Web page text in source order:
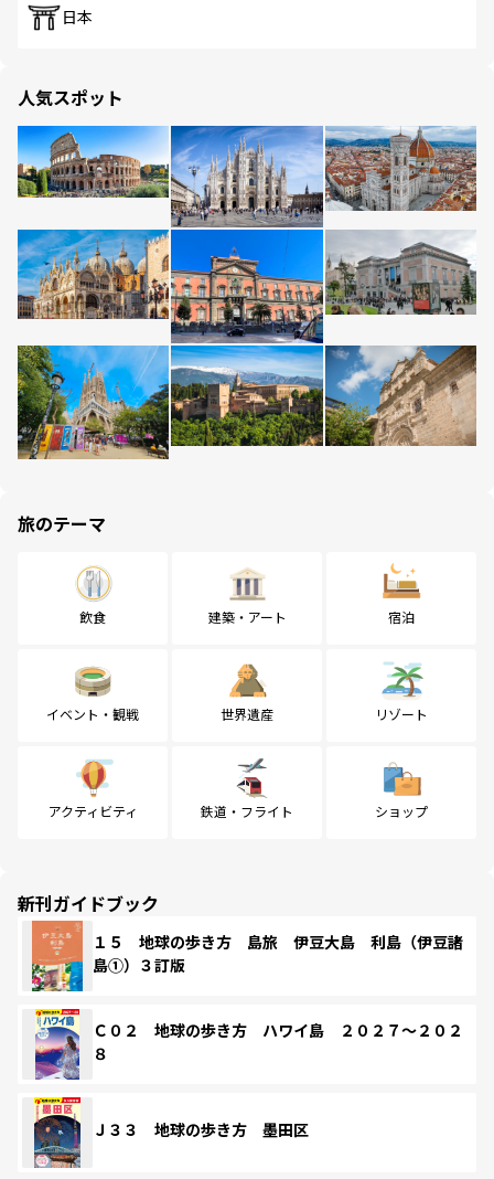
日本
人気スポット
旅のテーマ
飲食 建築・アート 宿泊
イベント・観戦 世界遺産 リゾート
アクティビティ 鉄道・フライト ショップ
新刊ガイドブック
１５ 地球の歩き方 島旅 伊豆大島 利島（伊豆諸
島①）３訂版
Ｃ０２ 地球の歩き方 ハワイ島 ２０２７～２０２
８
Ｊ３３ 地球の歩き方 墨田区